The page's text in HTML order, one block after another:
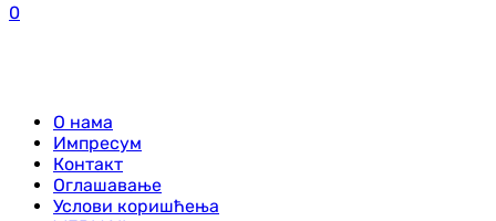
0
О нама
Импресум
Контакт
Оглашавање
Услови коришћења